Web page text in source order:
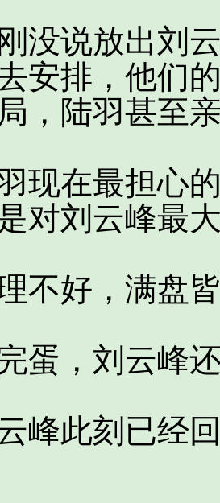
说放出刘云
安排，他们
，陆羽甚至
在最担心的
对刘云峰最
好，满盘
，刘云峰还
此刻已经回